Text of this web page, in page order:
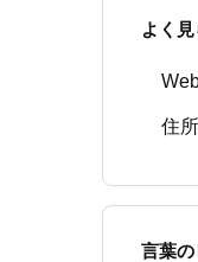
よく
住
言葉の